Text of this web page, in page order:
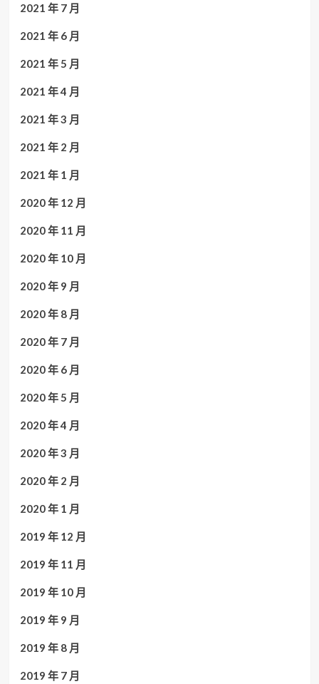
2021 年 7 月
2021 年 6 月
2021 年 5 月
2021 年 4 月
2021 年 3 月
2021 年 2 月
2021 年 1 月
2020 年 12 月
2020 年 11 月
2020 年 10 月
2020 年 9 月
2020 年 8 月
2020 年 7 月
2020 年 6 月
2020 年 5 月
2020 年 4 月
2020 年 3 月
2020 年 2 月
2020 年 1 月
2019 年 12 月
2019 年 11 月
2019 年 10 月
2019 年 9 月
2019 年 8 月
2019 年 7 月